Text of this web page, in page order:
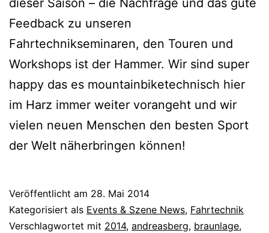
dieser Saison – die Nachfrage und das gute
Feedback zu unseren
Fahrtechnikseminaren, den Touren und
Workshops ist der Hammer. Wir sind super
happy das es mountainbiketechnisch hier
im Harz immer weiter vorangeht und wir
vielen neuen Menschen den besten Sport
der Welt näherbringen können!
Veröffentlicht am 28. Mai 2014
Kategorisiert als Events & Szene News, Fahrtechnik
Verschlagwortet mit 2014, andreasberg, braunlage,